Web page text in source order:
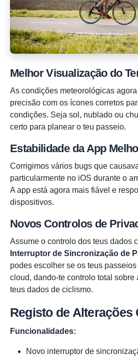
Melhor Visualização do
As condições meteorológicas
precisão com os ícones corretos
condições. Seja sol, nublado ou
certo para planear o teu passeio.
Estabilidade da App
Corrigimos vários bugs que
particularmente no iOS durante o
A app está agora mais fiável e
dispositivos.
Novos Controlos de
Assume o controlo dos teus dados
Interruptor de Sincronização de
podes escolher se os teus
cloud, dando-te controlo total sobre
teus dados de ciclismo.
Registo de Alterações
Funcionalidades:
Novo interruptor de